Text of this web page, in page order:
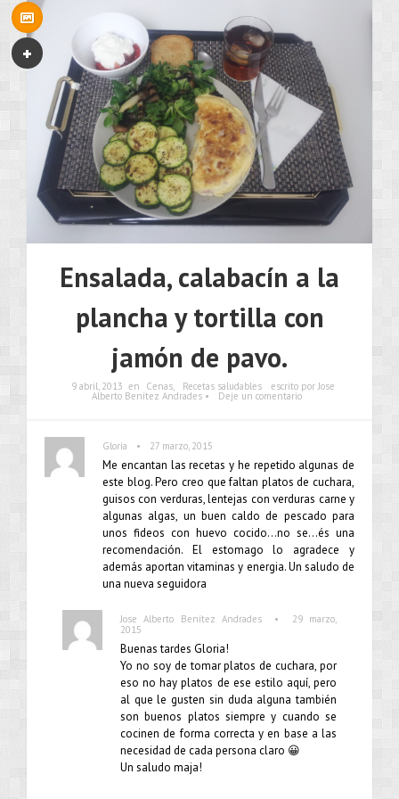
Ensalada, calabacín a la
plancha y tortilla con
jamón de pavo.
9 abril, 2013 en Cenas, Recetas saludables escrito por Jose
Alberto Benítez Andrades • Deje un comentario
Gloria • 27 marzo, 2015
Me encantan las recetas y he repetido algunas de
este blog. Pero creo que faltan platos de cuchara,
guisos con verduras, lentejas con verduras carne y
algunas algas, un buen caldo de pescado para
unos fideos con huevo cocido…no se…és una
recomendación. El estomago lo agradece y
además aportan vitaminas y energia. Un saludo de
una nueva seguidora
Jose Alberto Benítez Andrades •
29 marzo,
2015
Buenas tardes Gloria!
Yo no soy de tomar platos de cuchara, por
eso no hay platos de ese estilo aquí, pero
al que le gusten sin duda alguna también
son buenos platos siempre y cuando se
cocinen de forma correcta y en base a las
necesidad de cada persona claro 😀
Un saludo maja!